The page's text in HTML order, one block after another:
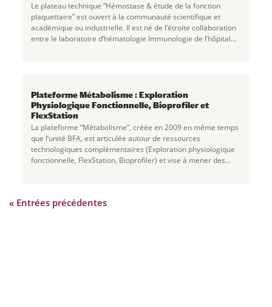
Le plateau technique “Hémostase & étude de la fonction
plaquettaire” est ouvert à la communauté scientifique et
académique ou industrielle. Il est né de l’étroite collaboration
entre le laboratoire d’hématologie Immunologie de l’hôpital
Plateforme Métabolisme : Exploration
Physiologique Fonctionnelle, Bioprofiler et
FlexStation
La plateforme “Métabolisme”, créée en 2009 en même temps
que l’unité BFA, est articulée autour de ressources
technologiques complémentaires (Exploration physiologique
fonctionnelle, FlexStation, Bioprofiler) et vise à mener des
« Entrées précédentes